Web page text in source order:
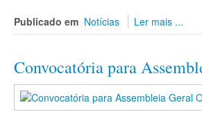
Publicado em Notícias Ler mais ...
Convocatória para